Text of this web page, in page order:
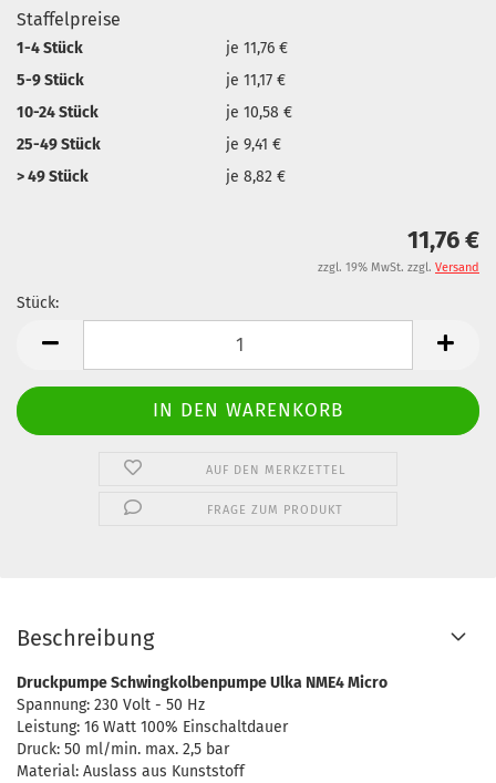
Staffelpreise
1-4 Stück
je 11,76 €
5-9 Stück
je 11,17 €
10-24 Stück
je 10,58 €
25-49 Stück
je 9,41 €
> 49 Stück
je 8,82 €
11,76 €
zzgl. 19% MwSt. zzgl. Versand
Stück:
AUF DEN MERKZETTEL
FRAGE ZUM PRODUKT
Beschreibung
Druckpumpe Schwingkolbenpumpe Ulka NME4 Micro
Spannung: 230 Volt - 50 Hz
Leistung: 16 Watt 100% Einschaltdauer
Druck: 50 ml/min. max. 2,5 bar
Material: Auslass aus Kunststoff